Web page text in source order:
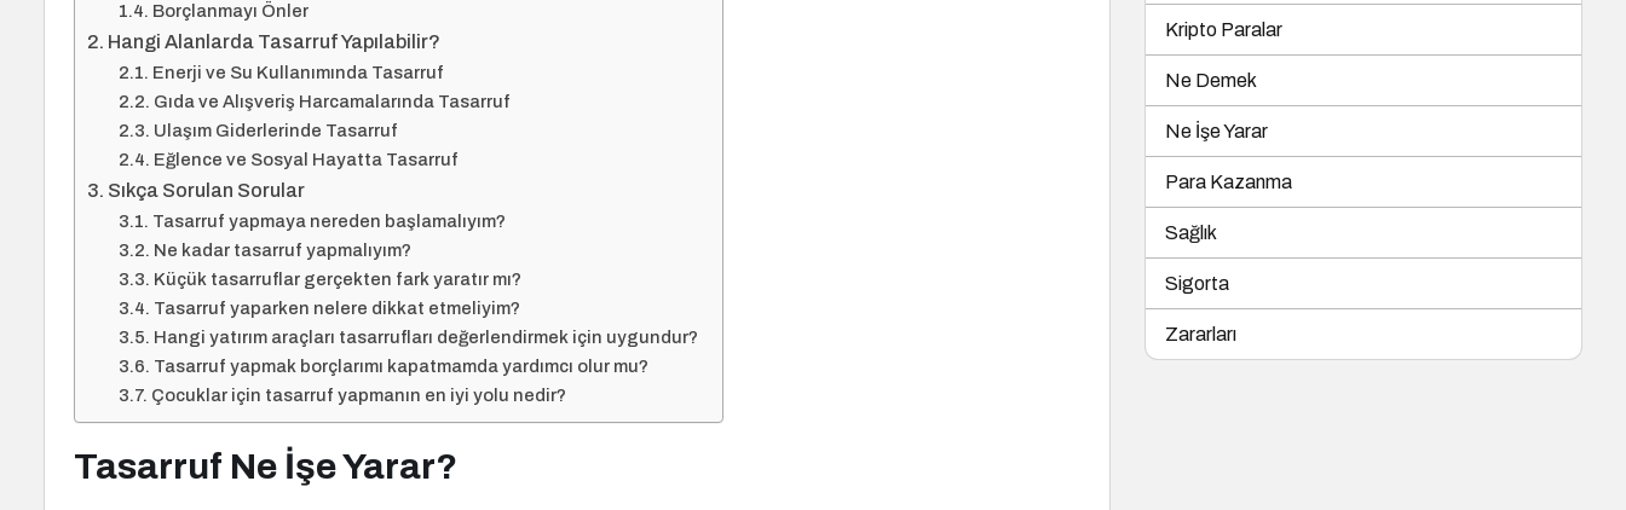
Borçlanmayı Önler
Hangi Alanlarda Tasarruf Yapılabilir?
Enerji ve Su Kullanımında Tasarruf
Gıda ve Alışveriş Harcamalarında Tasarruf
Ulaşım Giderlerinde Tasarruf
Eğlence ve Sosyal Hayatta Tasarruf
Sıkça Sorulan Sorular
Tasarruf yapmaya nereden başlamalıyım?
Ne kadar tasarruf yapmalıyım?
Küçük tasarruflar gerçekten fark yaratır mı?
Tasarruf yaparken nelere dikkat etmeliyim?
Hangi yatırım araçları tasarrufları değerlendirmek için uygundur?
Tasarruf yapmak borçlarımı kapatmamda yardımcı olur mu?
Çocuklar için tasarruf yapmanın en iyi yolu nedir?
Tasarruf Ne İşe Yarar?
Kripto Paralar
Ne Demek
Ne İşe Yarar
Para Kazanma
Sağlık
Sigorta
Zararları